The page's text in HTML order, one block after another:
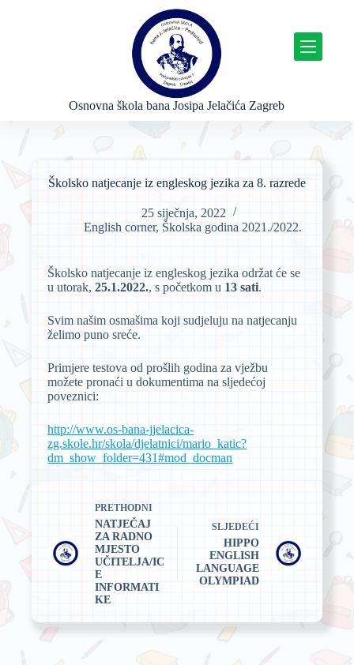
Osnovna škola bana Josipa Jelačića Zagreb
Školsko natjecanje iz engleskog jezika za 8. razrede
25 siječnja, 2022
English corner, Školska godina 2021./2022.
Školsko natjecanje iz engleskog jezika održat će se
u utorak,25.1.2022., s početkom u 13 sati.
Svim našim osmašima koji sudjeluju na natjecanju
želimo puno sreće.
Primjere testova od prošlih godina za vježbu
možete pronaći u dokumentima na sljedećoj
poveznici:
http://www.os-bana-jjelacica-
zg.skole.hr/skola/djelatnici/mario_katic?
dm_show_folder=431#mod_docman
PRETHODNI
NATJEČAJ
ZA RADNO
MJESTO
UČITELJA/IC
E
INFORMATI
KE
SLJEDEĆI
HIPPO
ENGLISH
LANGUAGE
OLYMPIAD